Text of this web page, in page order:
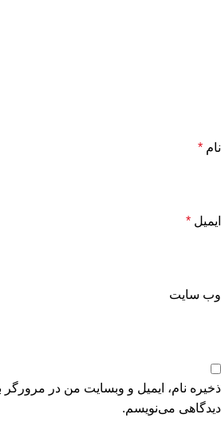
نام *
ایمیل *
وب‌ سایت
ذخیره نام، ایمیل و وبسایت من در مرورگر
دیدگاهی می‌نویسم.